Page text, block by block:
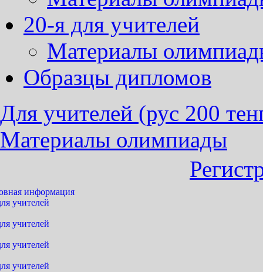
20-я для учителей
Материалы
Образцы дипломов
Для учителей (рус 200
Материалы олимпиады
информация
учителей
учителей
учителей
учителей